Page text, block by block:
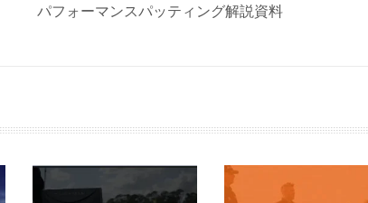
パフォーマンスパッティング解説資料